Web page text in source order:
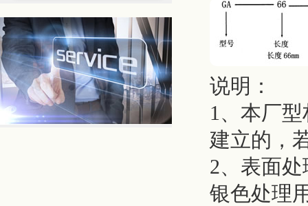
说明：
1、本厂
建立的，
2、表面
银色处理